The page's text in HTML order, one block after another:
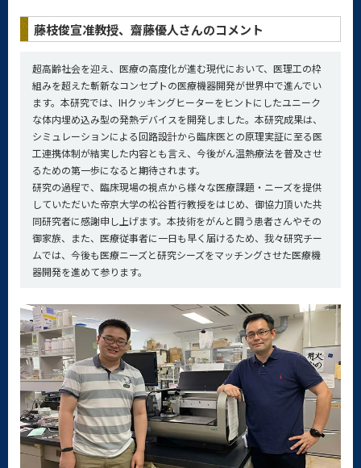
藤枝俊宣准教授、齋藤優人さんのコメント
超高齢社会を迎え、医療の高度化が進む現代において、医理工の枠
組みを超えた斬新なコンセプトの医療機器開発が世界中で進んでい
ます。本研究では、IHクッキングヒーターをヒントにしたユニーク
な体内埋め込み型の発熱デバイスを開発しました。本研究成果は、
シミュレーションによる回路設計から臨床医との原理実証に至る医
工連携体制が結実した内容とも言え、今後がん温熱療法を普及させ
るための第一歩になると期待されます。
研究の過程で、臨床現場の視点から様々な医療課題・ニーズを提供
していただいた帝京大学の松谷哲行教授をはじめ、御協力頂いた共
同研究者に感謝申し上げます。本技術をがんと闘う患者さんやその
御家族、また、医療従事者に一日も早く届けるため、我々研究チー
ムでは、今後も医療ニーズと研究シーズをマッチングさせた医療機
器開発を進めて参ります。